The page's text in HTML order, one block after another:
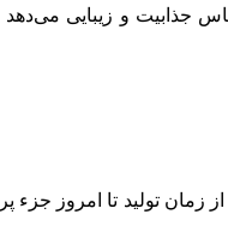
جذابیت و زیبایی می‌دهد
زمان تولید تا امروز